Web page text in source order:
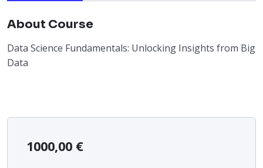
About Course
Data Science Fundamentals: Unlocking Insights from Big
Data
1000,00 €